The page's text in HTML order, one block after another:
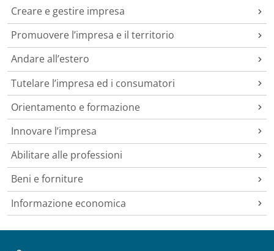
Creare e gestire impresa
Promuovere l’impresa e il territorio
Andare all’estero
Tutelare l’impresa ed i consumatori
Orientamento e formazione
Innovare l’impresa
Abilitare alle professioni
Beni e forniture
Informazione economica